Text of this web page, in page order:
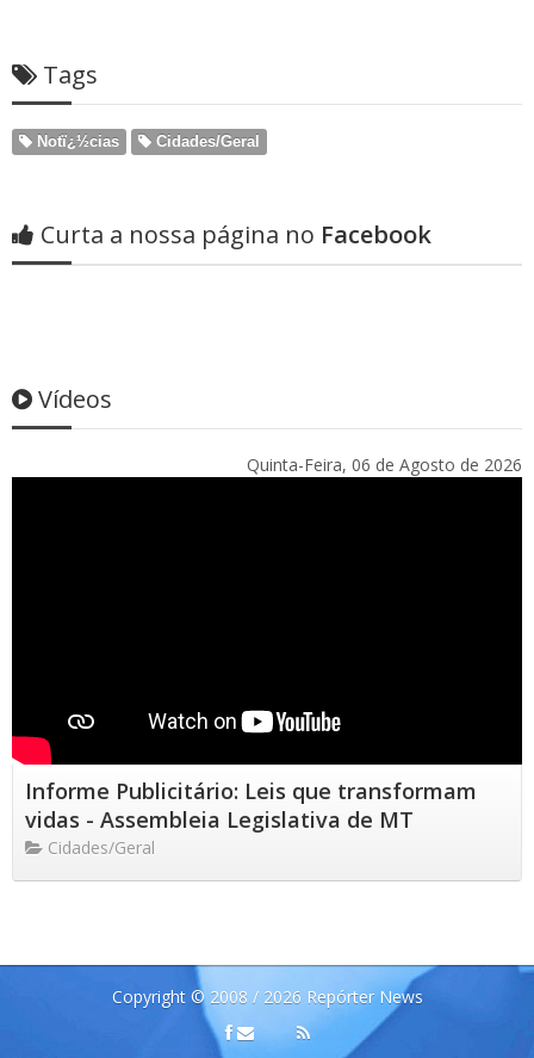
Tags
Notï¿½cias Cidades/Geral
Curta a nossa página no Facebook
Vídeos
Quinta-Feira, 06 de Agosto de 2026
Informe Publicitário: Leis que transformam
vidas - Assembleia Legislativa de MT
Cidades/Geral
Copyright © 2008 / 2026 Repórter News